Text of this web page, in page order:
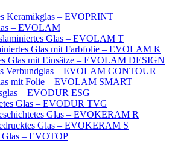
Keramikglas – EVOPRINT
– EVOLAM
Glas – EVOLAM T
Glas mit Farbfolie – EVOLAM K
Glas mit Einsätze – EVOLAM DESIGN
Verbundglas – EVOLAM CONTOUR
mit Folie – EVOLAM SMART
– EVODUR ESG
Glas – EVODUR TVG
Glas – EVOKERAM R
Glas – EVOKERAM S
Glas – EVOTOP